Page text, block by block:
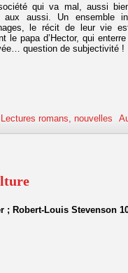
qui va mal, aussi
aux aussi. Un ensemble
le récit de leur vie
le papa d’Hector, qui
question de subjectivité !
Lectures romans, nouvelles
; Robert-Louis Stevenson